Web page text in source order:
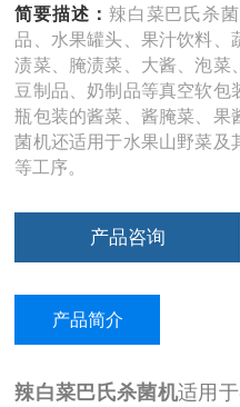
简要描述： 辣白菜巴氏杀
品、水果罐头、果汁饮料、
渍菜、腌渍菜、大酱、泡菜
豆制品、奶制品等真空软包
瓶包装的酱菜、酱腌菜、果
菌机还适用于水果山野菜及
等工序。
产品咨询
产品简介
辣白菜巴氏杀菌机适用